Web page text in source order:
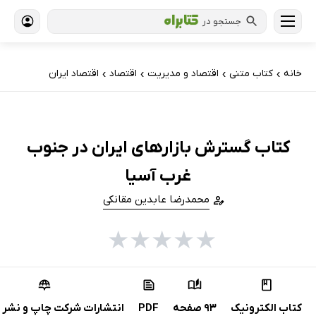
جستجو در
خانه › کتاب‌ متنی › اقتصاد و مدیریت › اقتصاد › اقتصاد ایران
کتاب گسترش بازارهای ایران در جنوب
غرب آسیا
محمدرضا عابدین مقانکی
★
★
★
★
★
کتاب الکترونیک 93 صفحه PDF انتشارات شرکت چاپ و نشر